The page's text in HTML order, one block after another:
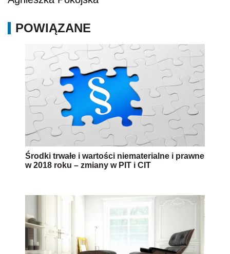
POWIĄZANE
Środki trwałe i wartości niematerialne i prawne
w 2018 roku – zmiany w PIT i CIT